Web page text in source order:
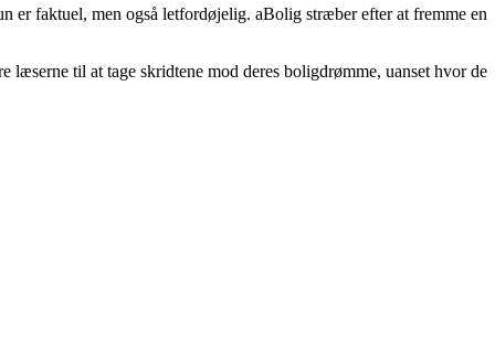
faktuel, men også letfordøjelig. aBolig stræber efter at fremme en
til at tage skridtene mod deres boligdrømme, uanset hvor de